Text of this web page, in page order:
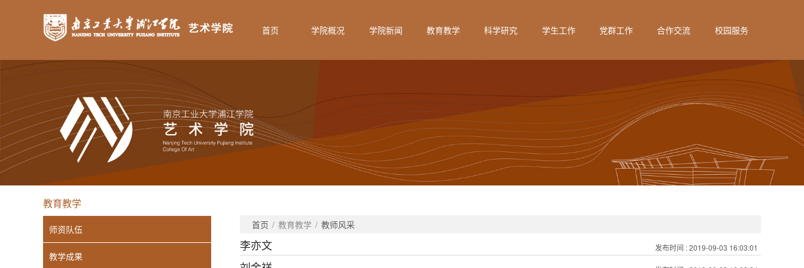
首页 学院概况 学院新闻 教育教学 科学研究 学生工作 党群工作 合作交流 校园服务
教育教学
师资队伍
教学成果
首页 / 教育教学 / 教师风采
李亦文 发布时间 : 2019-09-03 16:03:01